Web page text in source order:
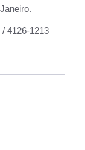
/ 4126-1213